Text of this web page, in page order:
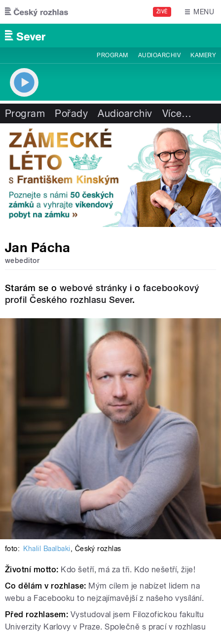
Přejít k hlavnímu obsahu
ŽIVĚ MENU
PROGRAM AUDIOARCHIV KAMERY
Program Pořady Audioarchiv Více…
Jan Pácha
webeditor
Starám se o webové stránkyi o facebookový
profil Českého rozhlasu Sever.
foto: Khalil Baalbaki, Český rozhlas
Životní motto: Kdo šetří, má za tři. Kdo nešetří, žije!
Co dělám v rozhlase: Mým cílem je nabízet lidem na
webu a Facebooku to nejzajímavější z našeho vysílání.
Před rozhlasem: Vystudoval jsem Filozofickou fakultu
Univerzity Karlovy v Praze. Společně s prací v rozhlasu